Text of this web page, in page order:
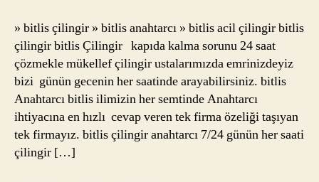
» bitlis çilingir » bitlis anahtarcı » bitlis acil çilingir bitlis
çilingir bitlis Çilingir kapıda kalma sorunu 24 saat
çözmekle mükellef çilingir ustalarımızda emrinizdeyiz
bizi günün gecenin her saatinde arayabilirsiniz. bitlis
Anahtarcı bitlis ilimizin her semtinde Anahtarcı
ihtiyacına en hızlı cevap veren tek firma özeliği taşıyan
tek firmayız. bitlis çilingir anahtarcı 7/24 günün her saati
çilingir […]